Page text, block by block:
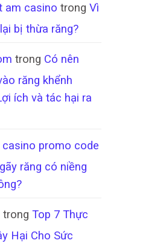
am casino trong Vì
bị thừa răng?
trong Có nên
răng khểnh
ích và tác hại ra
promo code
răng có niềng
trong Top 7 Thực
Hại Cho Sức